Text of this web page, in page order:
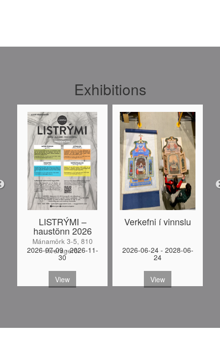
Exhibitions
LISTRÝMI –
haustönn 2026
Mánamörk 3-5, 810
Hveragerði
2026-07-09 - 2026-11-
30
View
Verkefni í vinnslu
2026-06-24 - 2028-06-
24
View